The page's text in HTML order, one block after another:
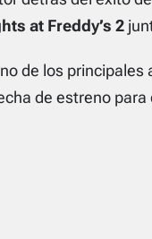
at Freddy’s 2
de los principales
de estreno para